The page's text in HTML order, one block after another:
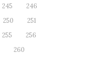
245
246
250
251
255
256
260